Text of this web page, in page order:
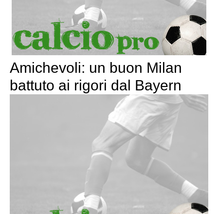
Amichevoli: un buon Milan
battuto ai rigori dal Bayern